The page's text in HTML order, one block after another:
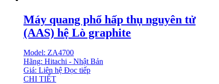
Máy quang phổ hấp thụ nguyên tử
(AAS) hệ Lò graphite
Model: ZA4700
Hãng: Hitachi - Nhật Bản
Giá: Liên hệ Đọc tiếp
CHI TIẾT